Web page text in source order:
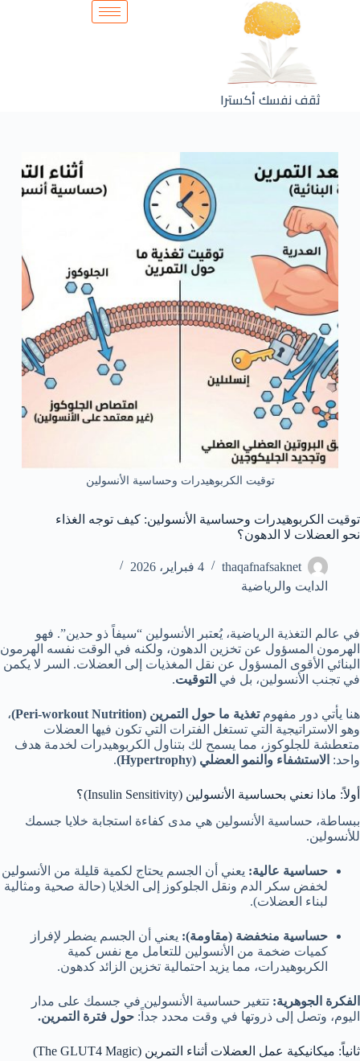
ثقف نفسك أكسترا
توقيت الكربوهيدرات وحساسية الأنسولين
توقيت الكربوهيدرات وحساسية الأنسولين: كيف توجه الغذاء
نحو العضلات لا الدهون؟
thaqafnafsaknet
4 فبراير، 2026
الدايت والرياضية
في عالم التغذية الرياضية، يُعتبر الأنسولين “سيفاً ذو حدين”. فهو
الهرمون المسؤول عن تخزين الدهون، ولكنه في الوقت نفسه الهرمون
البنائي الأقوى المسؤول عن نقل المغذيات إلى العضلات. السر لا يكمن
في تجنب الأنسولين، بل في التوقيت.
هنا يأتي دور مفهومتغذية ما حول التمرين (Peri-workout Nutrition)
،
وهو الاستراتيجية التي تستغل الفترات التي تكون فيها العضلات
متعطشة للجلوكوز، مما يسمح لك بتناول الكربوهيدرات لخدمة هدف
واحد: الاستشفاء والنمو العضلي (Hypertrophy) .
أولاً: ماذا نعني بحساسية الأنسولين (Insulin Sensitivity)؟
ببساطة، حساسية الأنسولين هي مدى كفاءة استجابة خلايا جسمك
للأنسولين.
حساسية عالية: يعني أن الجسم يحتاج لكمية قليلة من الأنسولين
لخفض سكر الدم ونقل الجلوكوز إلى الخلايا (حالة صحية ومثالية
لبناء العضلات).
حساسية منخفضة (مقاومة): يعني أن الجسم يضطر لإفراز
كميات ضخمة من الأنسولين للتعامل مع نفس كمية
الكربوهيدرات، مما يزيد احتمالية تخزين الزائد كدهون.
الفكرة الجوهرية: تتغير حساسية الأنسولين في جسمك على مدار
اليوم، وتصل إلى ذروتها في وقت محدد جداً: حول فترة التمرين.
ثانياً: ميكانيكية عمل العضلات أثناء التمرين (The GLUT4 Magic)